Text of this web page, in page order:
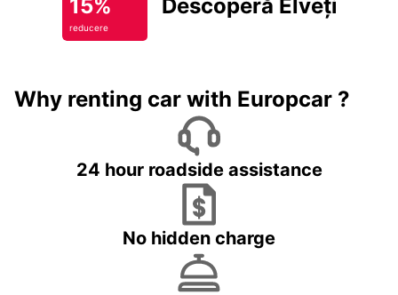
15%
reducere
Descoperă Elveția
Why renting car with Europcar ?
24 hour roadside assistance
No hidden charge